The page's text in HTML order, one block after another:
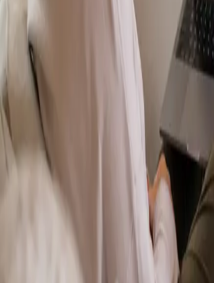
From
Duration
15 min
Más información Dermatología Especialista
Specialist
Psicología Clínica